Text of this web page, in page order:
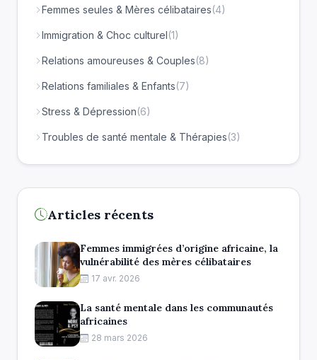
Femmes seules & Mères célibataires(4)
Immigration & Choc culturel(1)
Relations amoureuses & Couples(8)
Relations familiales & Enfants(7)
Stress & Dépression(6)
Troubles de santé mentale & Thérapies(3)
Articles récents
Femmes immigrées d’origine africaine, la
vulnérabilité des mères célibataires
17 avr. 2026
La santé mentale dans les communautés
africaines
28 mars 2026